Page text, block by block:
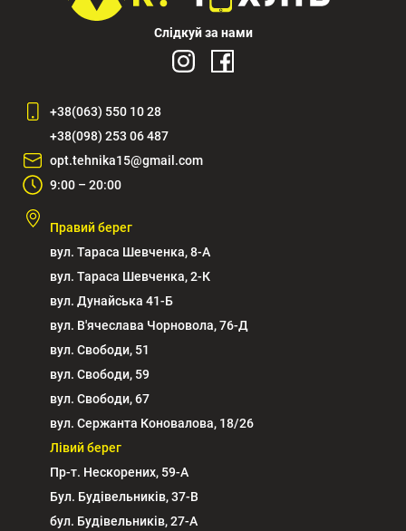
Слідкуй за нами
+38(063) 550 10 28
+38(098) 253 06 487
opt.tehnika15@gmail.com
9:00 – 20:00
Правий берег
вул. Тараса Шевченка, 8-А
вул. Тараса Шевченка, 2-К
вул. Дунайська 41-Б
вул. В'ячеслава Чорновола, 76-Д
вул. Свободи, 51
вул. Свободи, 59
вул. Свободи, 67
вул. Сержанта Коновалова, 18/26
Лівий берег
Пр-т. Нескорених, 59-А
Бул. Будівельників, 37-В
бул. Будівельників, 27-А